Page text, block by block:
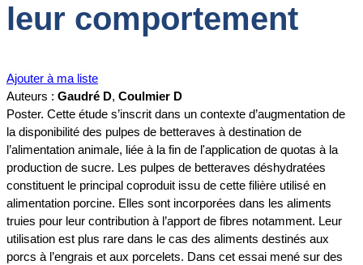
leur comportement
Ajouter à ma liste
Auteurs : Gaudré D, Coulmier D
Poster. Cette étude s’inscrit dans un contexte d’augmentation de
la disponibilité des pulpes de betteraves à destination de
l’alimentation animale, liée à la fin de l'application de quotas à la
production de sucre. Les pulpes de betteraves déshydratées
constituent le principal coproduit issu de cette filière utilisé en
alimentation porcine. Elles sont incorporées dans les aliments
truies pour leur contribution à l’apport de fibres notamment. Leur
utilisation est plus rare dans le cas des aliments destinés aux
porcs à l’engrais et aux porcelets. Dans cet essai mené sur des